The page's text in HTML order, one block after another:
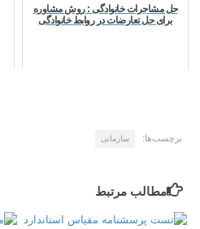
حل مشاجرات خانوادگی : روش مشاوره
برای حل تعارضات در روابط خانوادگی
برچسب‌ها: سازمانی
مطالب مرتبط